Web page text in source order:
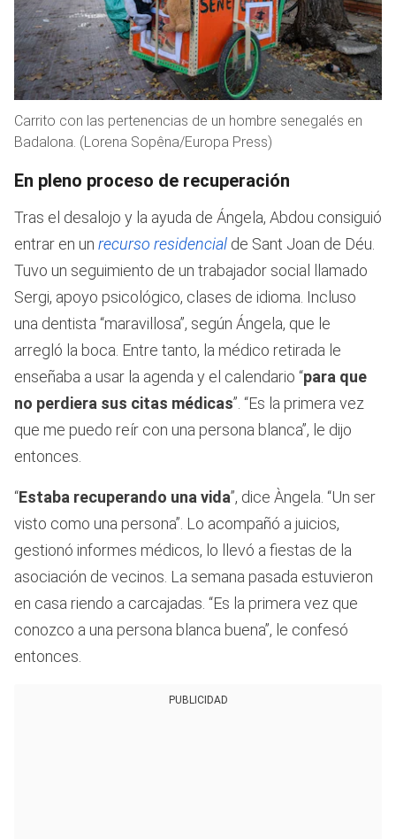
Carrito con las pertenencias de un hombre senegalés en
Badalona. (Lorena Sopêna/Europa Press)
En pleno proceso de recuperación
Tras el desalojo y la ayuda de Ángela, Abdou consiguió
entrar en un recurso residencial de Sant Joan de Déu.
Tuvo un seguimiento de un trabajador social llamado
Sergi, apoyo psicológico, clases de idioma. Incluso
una dentista “maravillosa”, según Ángela, que le
arregló la boca. Entre tanto, la médico retirada le
enseñaba a usar la agenda y el calendario “para que
no perdiera sus citas médicas”. “Es la primera vez
que me puedo reír con una persona blanca”, le dijo
entonces.
“Estaba recuperando una vida”, dice Àngela. “Un ser
visto como una persona”. Lo acompañó a juicios,
gestionó informes médicos, lo llevó a fiestas de la
asociación de vecinos. La semana pasada estuvieron
en casa riendo a carcajadas. “Es la primera vez que
conozco a una persona blanca buena”, le confesó
entonces.
PUBLICIDAD